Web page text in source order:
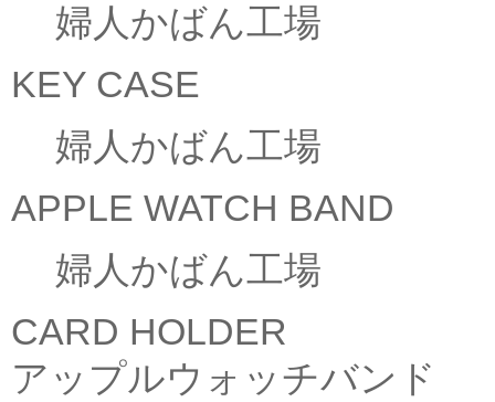
婦人かばん工場
KEY CASE
婦人かばん工場
APPLE WATCH BAND
婦人かばん工場
CARD HOLDER
アップルウォッチバンド